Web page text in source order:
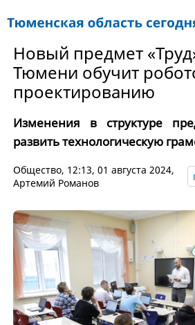
Новый предмет
Тюмени обучит
проектированию
Изменения в структуре
развить технологическую
Общество, 12:13, 01 августа 2024,
Артемий Романов